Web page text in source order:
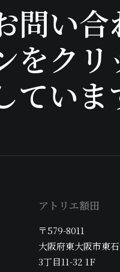
問い合
をクリ
いま
アトリエ額田
〒579-8011
大阪府東大阪市東
3丁目11-32 1F